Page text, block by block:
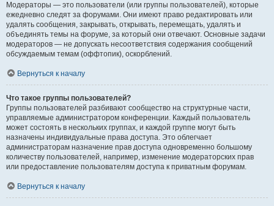
Модераторы — это пользователи (или группы пользователей), которые
ежедневно следят за форумами. Они имеют право редактировать или
удалять сообщения, закрывать, открывать, перемещать, удалять и
объединять темы на форуме, за который они отвечают. Основные задачи
модераторов — не допускать несоответствия содержания сообщений
обсуждаемым темам (оффтопик), оскорблений.
Вернуться к началу
Что такое группы пользователей?
Группы пользователей разбивают сообщество на структурные части,
управляемые администратором конференции. Каждый пользователь
может состоять в нескольких группах, и каждой группе могут быть
назначены индивидуальные права доступа. Это облегчает
администраторам назначение прав доступа одновременно большому
количеству пользователей, например, изменение модераторских прав
или предоставление пользователям доступа к приватным форумам.
Вернуться к началу